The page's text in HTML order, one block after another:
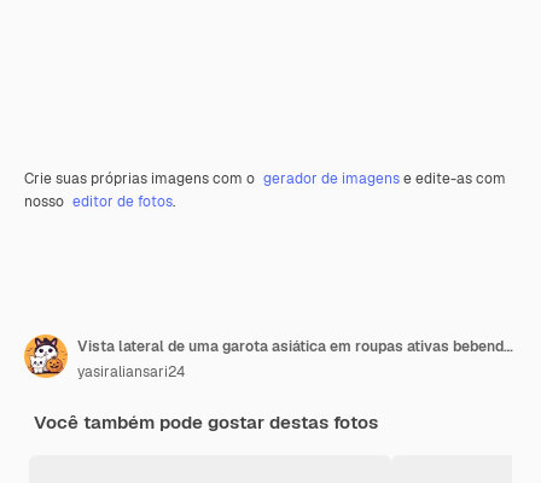
Crie suas próprias imagens com o gerador de imagense edite-as com
nosso editor de fotos.
Vista lateral de uma garota asiática em roupas ativas bebendo água
yasiraliansari24
Você também pode gostar destas fotos